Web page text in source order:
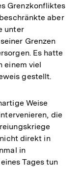
Grenzkonfliktes
aber
unter
Grenzen
Es hatte
einem viel
gestellt.
Weise
die
direkt in
in
Tages tun